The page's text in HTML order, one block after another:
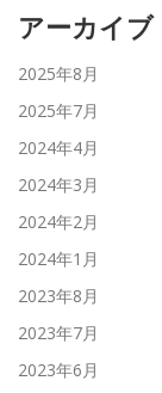
アーカイブ
2025年8月
2025年7月
2024年4月
2024年3月
2024年2月
2024年1月
2023年8月
2023年7月
2023年6月